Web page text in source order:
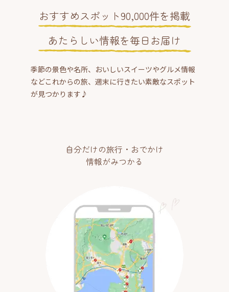
おすすめスポット90,000件を掲載
あたらしい情報を毎日お届け
季節の景色や名所、おいしいスイーツやグルメ情報
などこれからの旅、週末に行きたい素敵なスポット
が見つかります♪
自分だけの旅行・おでかけ
情報がみつかる